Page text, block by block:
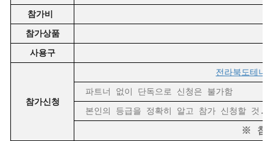
참가비
참가상품
사용구
참가신청
전라북도테
파트너 없이 단독으로 신청은 불가함
본인의 등급을 정확히 알고 참가 신청할 것.
※ 참